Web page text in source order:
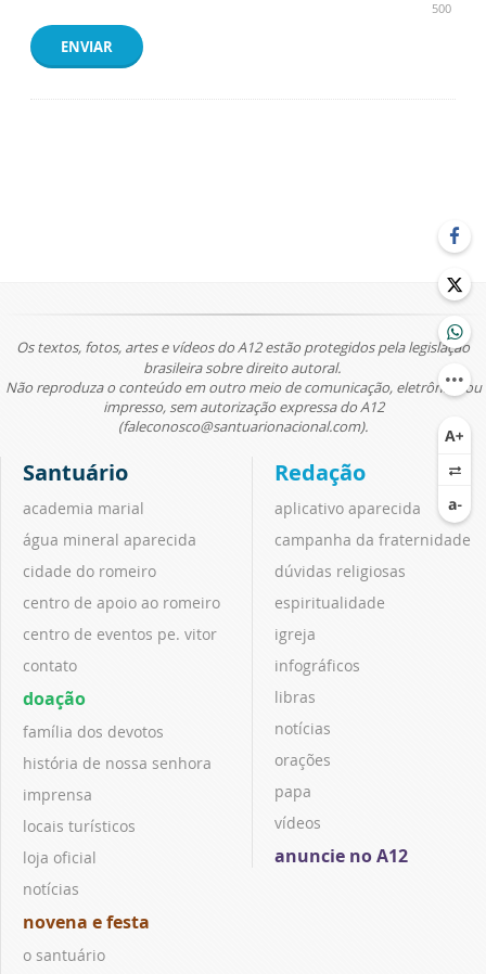
500
ENVIAR
Os textos, fotos, artes e vídeos do A12 estão protegidos pela legislação
brasileira sobre direito autoral.
Não reproduza o conteúdo em outro meio de comunicação, eletrônico ou
impresso, sem autorização expressa do A12
(faleconosco@santuarionacional.com).
Santuário
academia marial
água mineral aparecida
cidade do romeiro
centro de apoio ao romeiro
centro de eventos pe. vitor
contato
doação
família dos devotos
história de nossa senhora
imprensa
locais turísticos
loja oficial
notícias
novena e festa
o santuário
Redação
aplicativo aparecida
campanha da fraternidade
dúvidas religiosas
espiritualidade
igreja
infográficos
libras
notícias
orações
papa
vídeos
anuncie no A12